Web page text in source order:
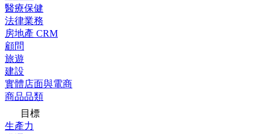
醫療保健
法律業務
房地產 CRM
顧問
旅遊
建設
實體店面與電商
商品品類
目標
生產力